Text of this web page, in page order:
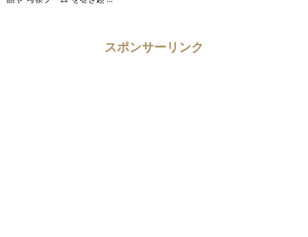
スポンサーリンク